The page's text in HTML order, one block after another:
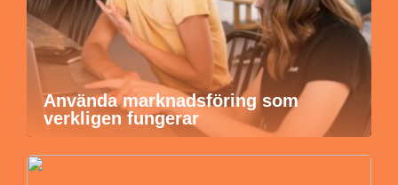
Använda marknadsföring som
verkligen fungerar